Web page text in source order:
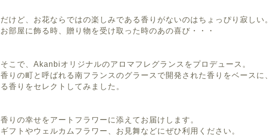
だけど、お花ならではの楽しみである香りがないのはちょっぴり寂しい。
お部屋に飾る時、贈り物を受け取った時のあの喜び・・・
そこで、Akanbiオリジナルのアロマフレグランスをプロデュース。
香りの町と呼ばれる南フランスのグラースで開発された香りをベースに
る香りをセレクトしてみました。
香りの幸せをアートフラワーに添えてお届けします。
ギフトやウェルカムフラワー、お見舞などにぜひ利用ください。